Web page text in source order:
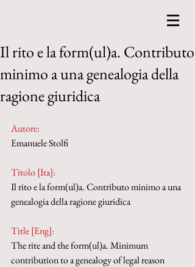
Il rito e la form(ul)a. Contributo
minimo a una genealogia della
ragione giuridica
Autore:
Emanuele Stolfi
Titolo [Ita]:
Il rito e la form(ul)a. Contributo minimo a una
genealogia della ragione giuridica
Title [Eng]:
The rite and the form(ul)a. Minimum
contribution to a genealogy of legal reason